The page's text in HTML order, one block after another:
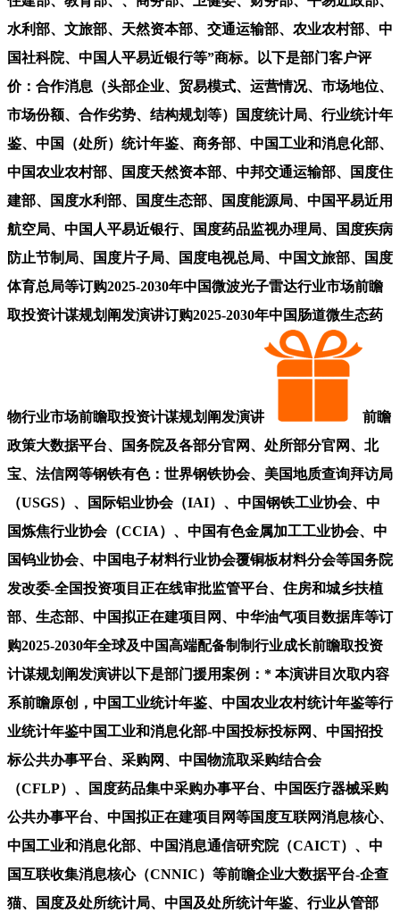
水利部、文旅部、天然资本部、交通运输部、农业农村部、中
国社科院、中国人平易近银行等”商标。以下是部门客户评
价：合作消息（头部企业、贸易模式、运营情况、市场地位、
市场份额、合作劣势、结构规划等）国度统计局、行业统计年
鉴、中国（处所）统计年鉴、商务部、中国工业和消息化部、
中国农业农村部、国度天然资本部、中邦交通运输部、国度住
建部、国度水利部、国度生态部、国度能源局、中国平易近用
航空局、中国人平易近银行、国度药品监视办理局、国度疾病
防止节制局、国度片子局、国度电视总局、中国文旅部、国度
体育总局等订购2025-2030年中国微波光子雷达行业市场前瞻
取投资计谋规划阐发演讲订购2025-2030年中国肠道微生态药
物行业市场前瞻取投资计谋规划阐发演讲
前瞻
政策大数据平台、国务院及各部分官网、处所部分官网、北
宝、法信网等钢铁有色：世界钢铁协会、美国地质查询拜访局
（USGS）、国际铝业协会（IAI）、中国钢铁工业协会、中
国炼焦行业协会（CCIA）、中国有色金属加工工业协会、中
国钨业协会、中国电子材料行业协会覆铜板材料分会等国务院
发改委-全国投资项目正在线审批监管平台、住房和城乡扶植
部、生态部、中国拟正在建项目网、中华油气项目数据库等订
购2025-2030年全球及中国高端配备制制行业成长前瞻取投资
计谋规划阐发演讲以下是部门援用案例：* 本演讲目次取内容
系前瞻原创，中国工业统计年鉴、中国农业农村统计年鉴等行
业统计年鉴中国工业和消息化部-中国投标投标网、中国招投
标公共办事平台、采购网、中国物流取采购结合会
（CFLP）、国度药品集中采购办事平台、中国医疗器械采购
公共办事平台、中国拟正在建项目网等国度互联网消息核心、
中国工业和消息化部、中国消息通信研究院（CAICT）、中
国互联收集消息核心（CNNIC）等前瞻企业大数据平台-企查
猫、国度及处所统计局、中国及处所统计年鉴、行业从管部